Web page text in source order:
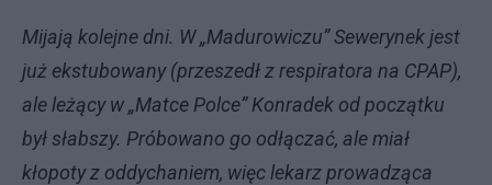
Mijają kolejne dni. W „Madurowiczu” Sewerynek jest
już ekstubowany (przeszedł z respiratora na CPAP),
ale leżący w „Matce Polce” Konradek od początku
był słabszy. Próbowano go odłączać, ale miał
kłopoty z oddychaniem, więc lekarz prowadząca